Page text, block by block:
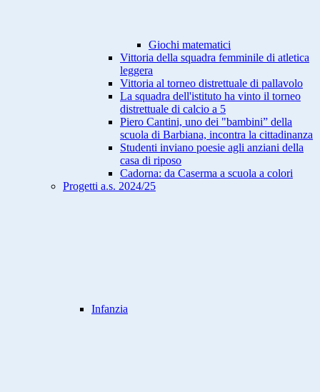
Giochi matematici
Vittoria della squadra femminile di atletica
leggera
Vittoria al torneo distrettuale di pallavolo
La squadra dell'istituto ha vinto il torneo
distrettuale di calcio a 5
Piero Cantini, uno dei "bambini” della
scuola di Barbiana, incontra la cittadinanza
Studenti inviano poesie agli anziani della
casa di riposo
Cadorna: da Caserma a scuola a colori
Progetti a.s. 2024/25
Infanzia